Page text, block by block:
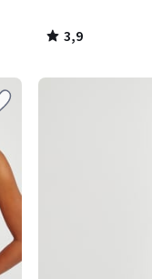
3,9
/